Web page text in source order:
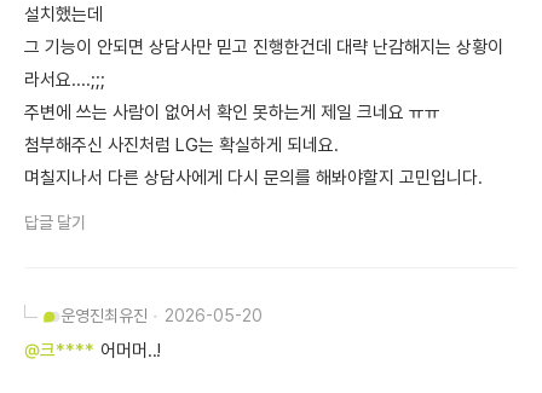
설치했는데
그 기능이 안되면 상담사만 믿고 진행한건데 대략 난감해지는 상황이
라서요....;;;
주변에 쓰는 사람이 없어서 확인 못하는게 제일 크네요 ㅠㅠ
첨부해주신 사진처럼 LG는 확실하게 되네요.
며칠지나서 다른 상담사에게 다시 문의를 해봐야할지 고민입니다.
답글 달기
운영진최유진 2026-05-20
@크**** 어머머..!